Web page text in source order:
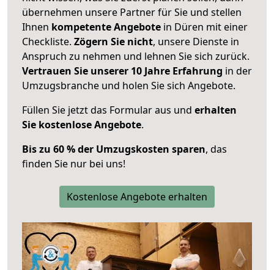
übernehmen unsere Partner für Sie und stellen
Ihnen kompetente Angebote in Düren mit einer
Checkliste. Zögern Sie nicht, unsere Dienste in
Anspruch zu nehmen und lehnen Sie sich zurück.
Vertrauen Sie unserer 10 Jahre Erfahrung in der
Umzugsbranche und holen Sie sich Angebote.
Füllen Sie jetzt das Formular aus und erhalten
Sie kostenlose Angebote.
Bis zu 60 % der Umzugskosten sparen, das
finden Sie nur bei uns!
Kostenlose Angebote erhalten